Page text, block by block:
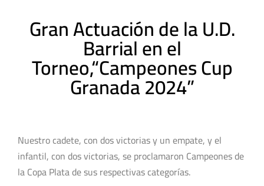
Gran Actuación de la U.D.
Barrial en el
Torneo,“Campeones Cup
Granada 2024”
Nuestro cadete, con dos victorias y un empate, y el
infantil, con dos victorias, se proclamaron Campeones de
la Copa Plata de sus respectivas categorías.